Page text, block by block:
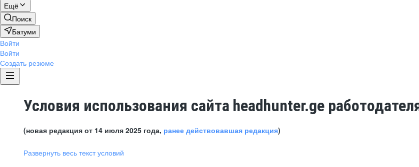
Ещё
Поиск
Батуми
Войти
Войти
Создать резюме
Условия использования сайта headhunter.ge
(новая редакция от 14 июля 2025 года, ранее действовавшая редакция)
Развернуть весь текст условий